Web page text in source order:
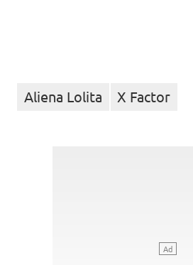
Aliena Lolita X Factor